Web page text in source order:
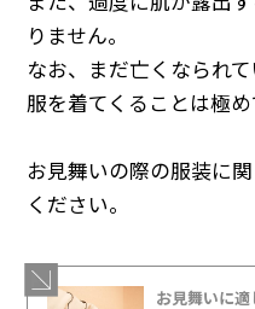
りません。
なお、まだ亡くなられ
服を着てくることは極め
お見舞いの際の服装に
ください。
お見舞いに